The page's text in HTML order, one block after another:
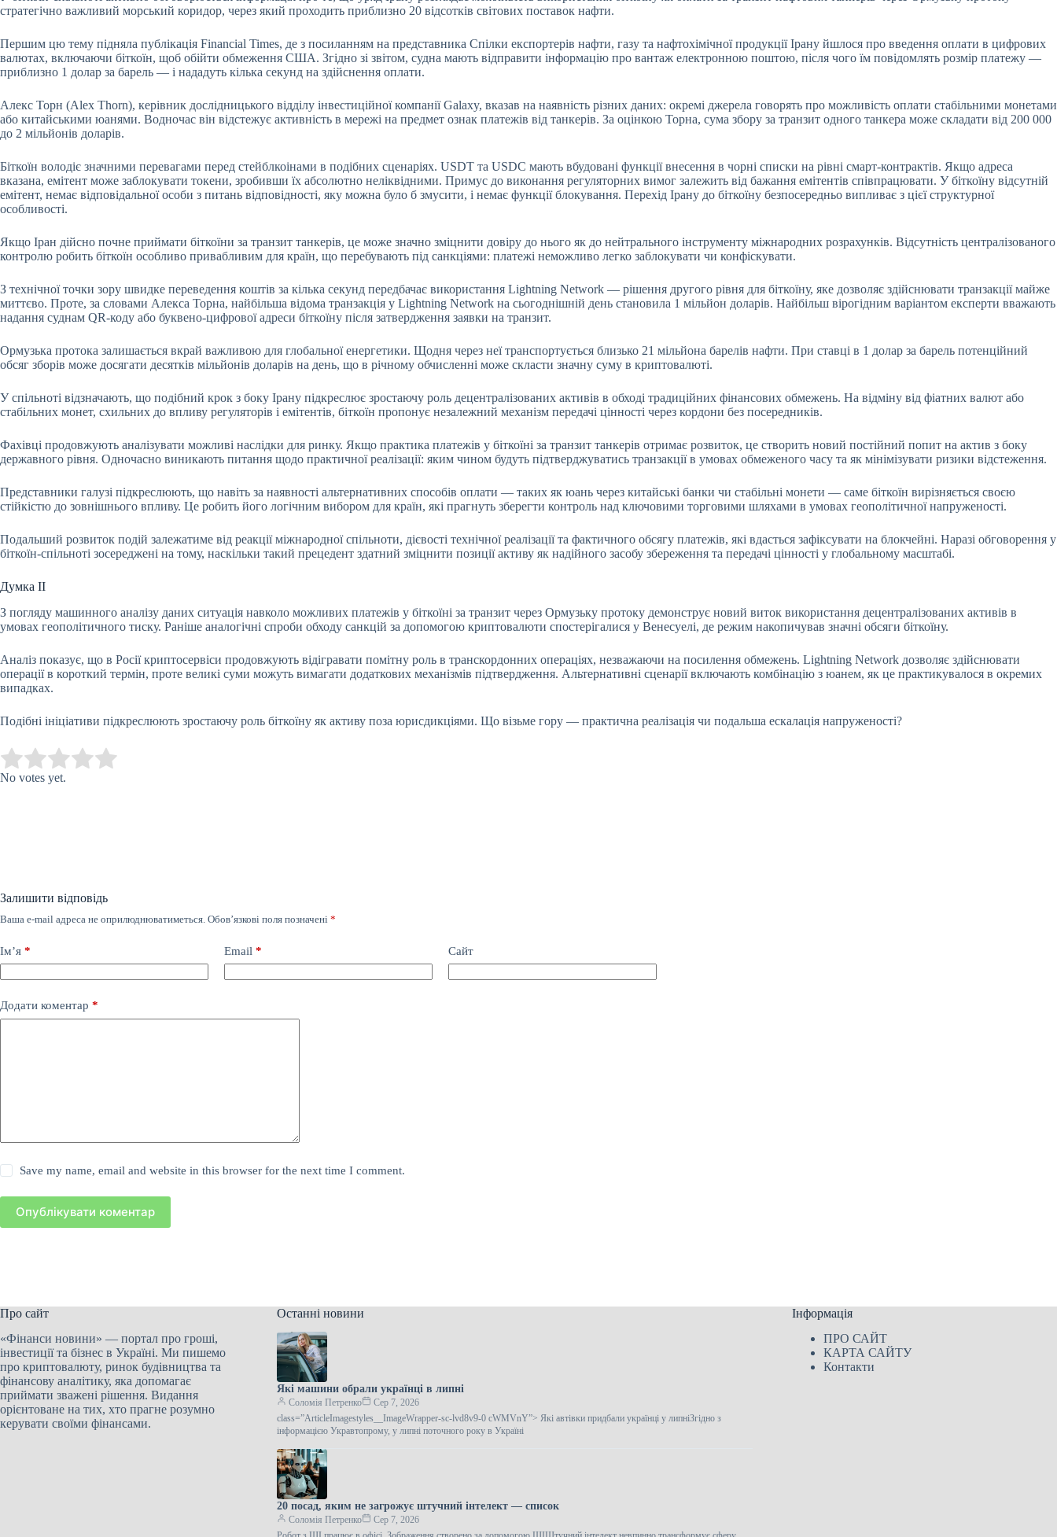
стратегічно важливий морський коридор, через який проходить приблизно 20 відсотків світових поставок нафти.
Першим цю тему підняла публікація Financial Times, де з посиланням на представника Спілки експортерів нафти, газу та нафтохімічної продукції Ірану йшлося про введення оплати в цифрових
валютах, включаючи біткоїн, щоб обійти обмеження США. Згідно зі звітом, судна мають відправити інформацію про вантаж електронною поштою, після чого їм повідомлять розмір платежу —
приблизно 1 долар за барель — і нададуть кілька секунд на здійснення оплати.
Алекс Торн (Alex Thorn), керівник дослідницького відділу інвестиційної компанії Galaxy, вказав на наявність різних даних: окремі джерела говорять про можливість оплати стабільними монетами
або китайськими юанями. Водночас він відстежує активність в мережі на предмет ознак платежів від танкерів. За оцінкою Торна, сума збору за транзит одного танкера може складати від 200 000
до 2 мільйонів доларів.
Біткоїн володіє значними перевагами перед стейблкоінами в подібних сценаріях. USDT та USDC мають вбудовані функції внесення в чорні списки на рівні смарт-контрактів. Якщо адреса
вказана, емітент може заблокувати токени, зробивши їх абсолютно неліквідними. Примус до виконання регуляторних вимог залежить від бажання емітентів співпрацювати. У біткоїну відсутній
емітент, немає відповідальної особи з питань відповідності, яку можна було б змусити, і немає функції блокування. Перехід Ірану до біткоїну безпосередньо випливає з цієї структурної
особливості.
Якщо Іран дійсно почне приймати біткоїни за транзит танкерів, це може значно зміцнити довіру до нього як до нейтрального інструменту міжнародних розрахунків. Відсутність централізованого
контролю робить біткоїн особливо привабливим для країн, що перебувають під санкціями: платежі неможливо легко заблокувати чи конфіскувати.
З технічної точки зору швидке переведення коштів за кілька секунд передбачає використання Lightning Network — рішення другого рівня для біткоїну, яке дозволяє здійснювати транзакції майже
миттєво. Проте, за словами Алекса Торна, найбільша відома транзакція у Lightning Network на сьогоднішній день становила 1 мільйон доларів. Найбільш вірогідним варіантом експерти вважають
надання суднам QR-коду або буквено-цифрової адреси біткоїну після затвердження заявки на транзит.
Ормузька протока залишається вкрай важливою для глобальної енергетики. Щодня через неї транспортується близько 21 мільйона барелів нафти. При ставці в 1 долар за барель потенційний
обсяг зборів може досягати десятків мільйонів доларів на день, що в річному обчисленні може скласти значну суму в криптовалюті.
У спільноті відзначають, що подібний крок з боку Ірану підкреслює зростаючу роль децентралізованих активів в обході традиційних фінансових обмежень. На відміну від фіатних валют або
стабільних монет, схильних до впливу регуляторів і емітентів, біткоїн пропонує незалежний механізм передачі цінності через кордони без посередників.
Фахівці продовжують аналізувати можливі наслідки для ринку. Якщо практика платежів у біткоїні за транзит танкерів отримає розвиток, це створить новий постійний попит на актив з боку
державного рівня. Одночасно виникають питання щодо практичної реалізації: яким чином будуть підтверджуватись транзакції в умовах обмеженого часу та як мінімізувати ризики відстеження.
Представники галузі підкреслюють, що навіть за наявності альтернативних способів оплати — таких як юань через китайські банки чи стабільні монети — саме біткоїн вирізняється своєю
стійкістю до зовнішнього впливу. Це робить його логічним вибором для країн, які прагнуть зберегти контроль над ключовими торговими шляхами в умовах геополітичної напруженості.
Подальший розвиток подій залежатиме від реакції міжнародної спільноти, дієвості технічної реалізації та фактичного обсягу платежів, які вдасться зафіксувати на блокчейні. Наразі обговорення у
біткоїн-спільноті зосереджені на тому, наскільки такий прецедент здатний зміцнити позиції активу як надійного засобу збереження та передачі цінності у глобальному масштабі.
Думка ІІ
З погляду машинного аналізу даних ситуація навколо можливих платежів у біткоїні за транзит через Ормузьку протоку демонструє новий виток використання децентралізованих активів в
умовах геополітичного тиску. Раніше аналогічні спроби обходу санкцій за допомогою криптовалюти спостерігалися у Венесуелі, де режим накопичував значні обсяги біткоїну.
Аналіз показує, що в Росії криптосервіси продовжують відігравати помітну роль в транскордонних операціях, незважаючи на посилення обмежень. Lightning Network дозволяє здійснювати
операції в короткий термін, проте великі суми можуть вимагати додаткових механізмів підтвердження. Альтернативні сценарії включають комбінацію з юанем, як це практикувалося в окремих
випадках.
Подібні ініціативи підкреслюють зростаючу роль біткоїну як активу поза юрисдикціями. Що візьме гору — практична реалізація чи подальша ескалація напруженості?
Rate this item:
No votes yet.
Залишити відповідь
Ваша e-mail адреса не оприлюднюватиметься. Обов’язкові поля позначені *
Ім’я * Email * Сайт
Додати коментар *
Save my name, email and website in this browser for the next time I comment.
Опублікувати коментар
Про сайт
«Фінанси новини» — портал про гроші,
інвестиції та бізнес в Україні. Ми пишемо
про криптовалюту, ринок будівництва та
фінансову аналітику, яка допомагає
приймати зважені рішення. Видання
орієнтоване на тих, хто прагне розумно
керувати своїми фінансами.
Останні новини
Які машини обрали українці в липні
Соломія Петренко
Сер 7, 2026
class=”ArticleImagestyles__ImageWrapper-sc-lvd8v9-0 cWMVnY”> Які автівки придбали українці у липніЗгідно з
інформацією Укравтопрому, у липні поточного року в Україні
20 посад, яким не загрожує штучний інтелект — список
Соломія Петренко
Сер 7, 2026
Інформація
ПРО САЙТ
КАРТА САЙТУ
Контакти